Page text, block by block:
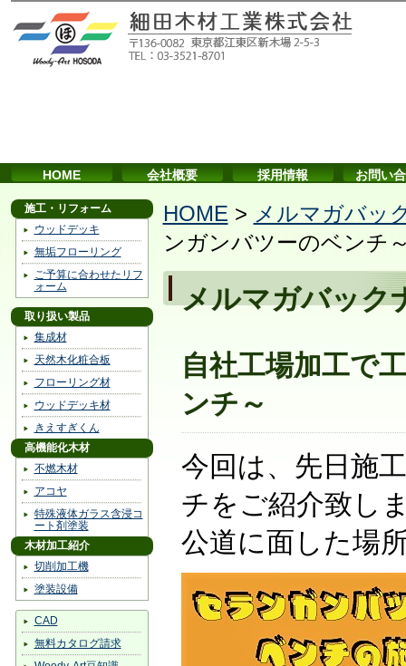
HOME 会社概要 採用情報 お問い
施工・リフォーム
ウッドデッキ
無垢フローリング
ご予算に合わせたリフ
ォーム
取り扱い製品
集成材
天然木化粧合板
フローリング材
ウッドデッキ材
きえすぎくん
高機能化木材
不燃木材
アコヤ
特殊液体ガラス含浸コ
ート剤塗装
木材加工紹介
切削加工機
塗装設備
CAD
無料カタログ請求
HOME > メルマガバッ
ンガンバツーのベンチ
メルマガバック
自社工場加工で
ンチ～
今回は、先日施
チをご紹介致し
公道に面した場